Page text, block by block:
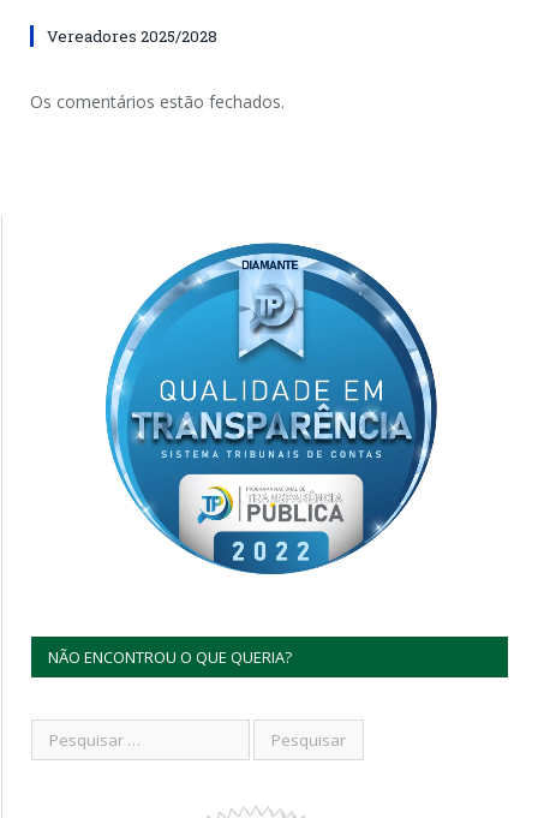
Vereadores 2025/2028
Os comentários estão fechados.
NÃO ENCONTROU O QUE QUERIA?